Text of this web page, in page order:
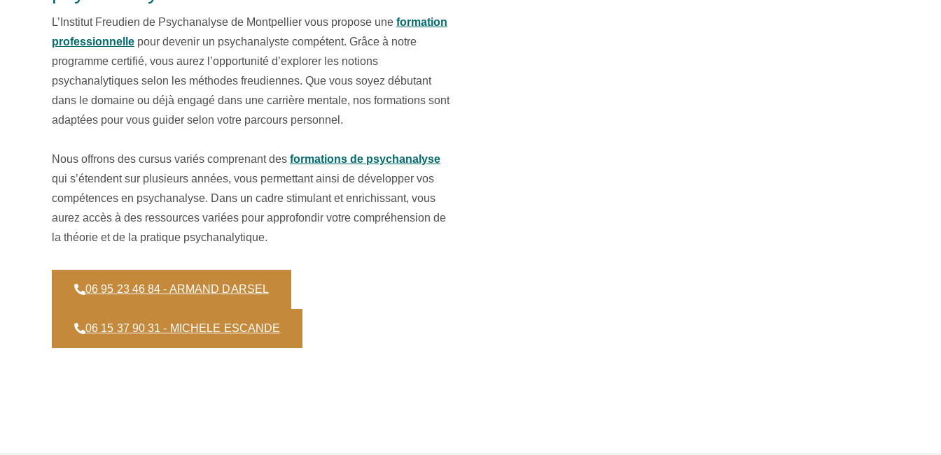
L’Institut Freudien de Psychanalyse de Montpellier vous propose une formation
professionnelle pour devenir un psychanalyste compétent. Grâce à notre
programme certifié, vous aurez l’opportunité d’explorer les notions
psychanalytiques selon les méthodes freudiennes. Que vous soyez débutant
dans le domaine ou déjà engagé dans une carrière mentale, nos formations sont
adaptées pour vous guider selon votre parcours personnel.
Nous offrons des cursus variés comprenant des formations de psychanalyse
qui s’étendent sur plusieurs années, vous permettant ainsi de développer vos
compétences en psychanalyse. Dans un cadre stimulant et enrichissant, vous
aurez accès à des ressources variées pour approfondir votre compréhension de
la théorie et de la pratique psychanalytique.
06 95 23 46 84 - ARMAND DARSEL
06 15 37 90 31 - MICHELE ESCANDE